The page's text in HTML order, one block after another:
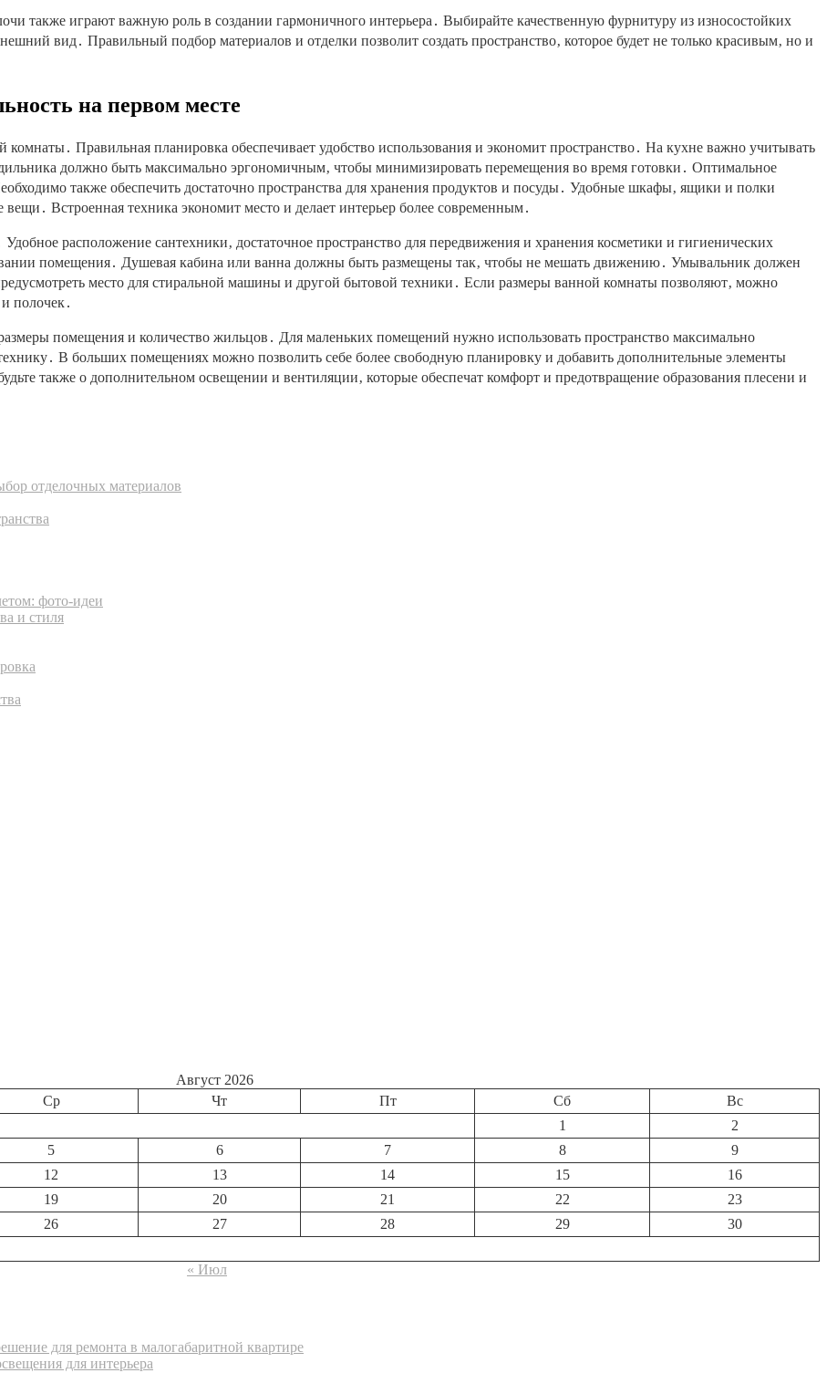
также играют важную роль в создании гармоничного интерьера․ Выбирайте качественную фурнитуру из износостойких
вид․ Правильный подбор материалов и отделки позволит создать пространство‚ которое будет не только красивым‚ но и
на первом месте
Правильная планировка обеспечивает удобство использования и экономит пространство․ На кухне важно учитывать
должно быть максимально эргономичным‚ чтобы минимизировать перемещения во время готовки․ Оптимальное
также обеспечить достаточно пространства для хранения продуктов и посуды․ Удобные шкафы‚ ящики и полки
Встроенная техника экономит место и делает интерьер более современным․
расположение сантехники‚ достаточное пространство для передвижения и хранения косметики и гигиенических
помещения․ Душевая кабина или ванна должны быть размещены так‚ чтобы не мешать движению․ Умывальник должен
место для стиральной машины и другой бытовой техники․ Если размеры ванной комнаты позволяют‚ можно
полочек․
помещения и количество жильцов․ Для маленьких помещений нужно использовать пространство максимально
В больших помещениях можно позволить себе более свободную планировку и добавить дополнительные элементы
также о дополнительном освещении и вентиляции‚ которые обеспечат комфорт и предотвращение образования плесени и
отделочных материалов
фото-идеи
и стиля
Август 2026
Ср Чт Пт Сб
Вс
1
2
5 6 7 8
9
12 13 14 15
16
19 20 21 22
23
26 27 28 29
30
« Июл
для ремонта в малогабаритной квартире
для интерьера